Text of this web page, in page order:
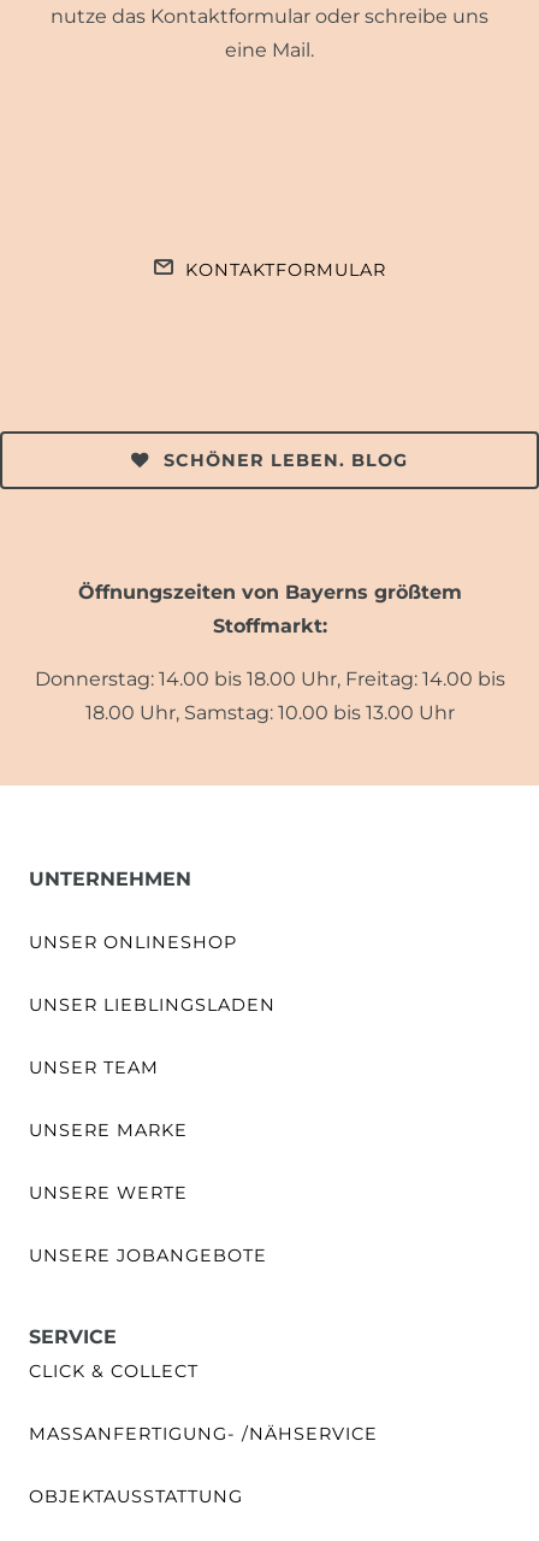
nutze das Kontaktformular oder schreibe uns
eine Mail.
KONTAKTFORMULAR
SCHÖNER LEBEN. BLOG
Öffnungszeiten von Bayerns größtem
Stoffmarkt:
Donnerstag: 14.00 bis 18.00 Uhr, Freitag: 14.00 bis
18.00 Uhr, Samstag: 10.00 bis 13.00 Uhr
UNTERNEHMEN
UNSER ONLINESHOP
UNSER LIEBLINGSLADEN
UNSER TEAM
UNSERE MARKE
UNSERE WERTE
UNSERE JOBANGEBOTE
SERVICE
CLICK & COLLECT
MASSANFERTIGUNG- /NÄHSERVICE
OBJEKTAUSSTATTUNG